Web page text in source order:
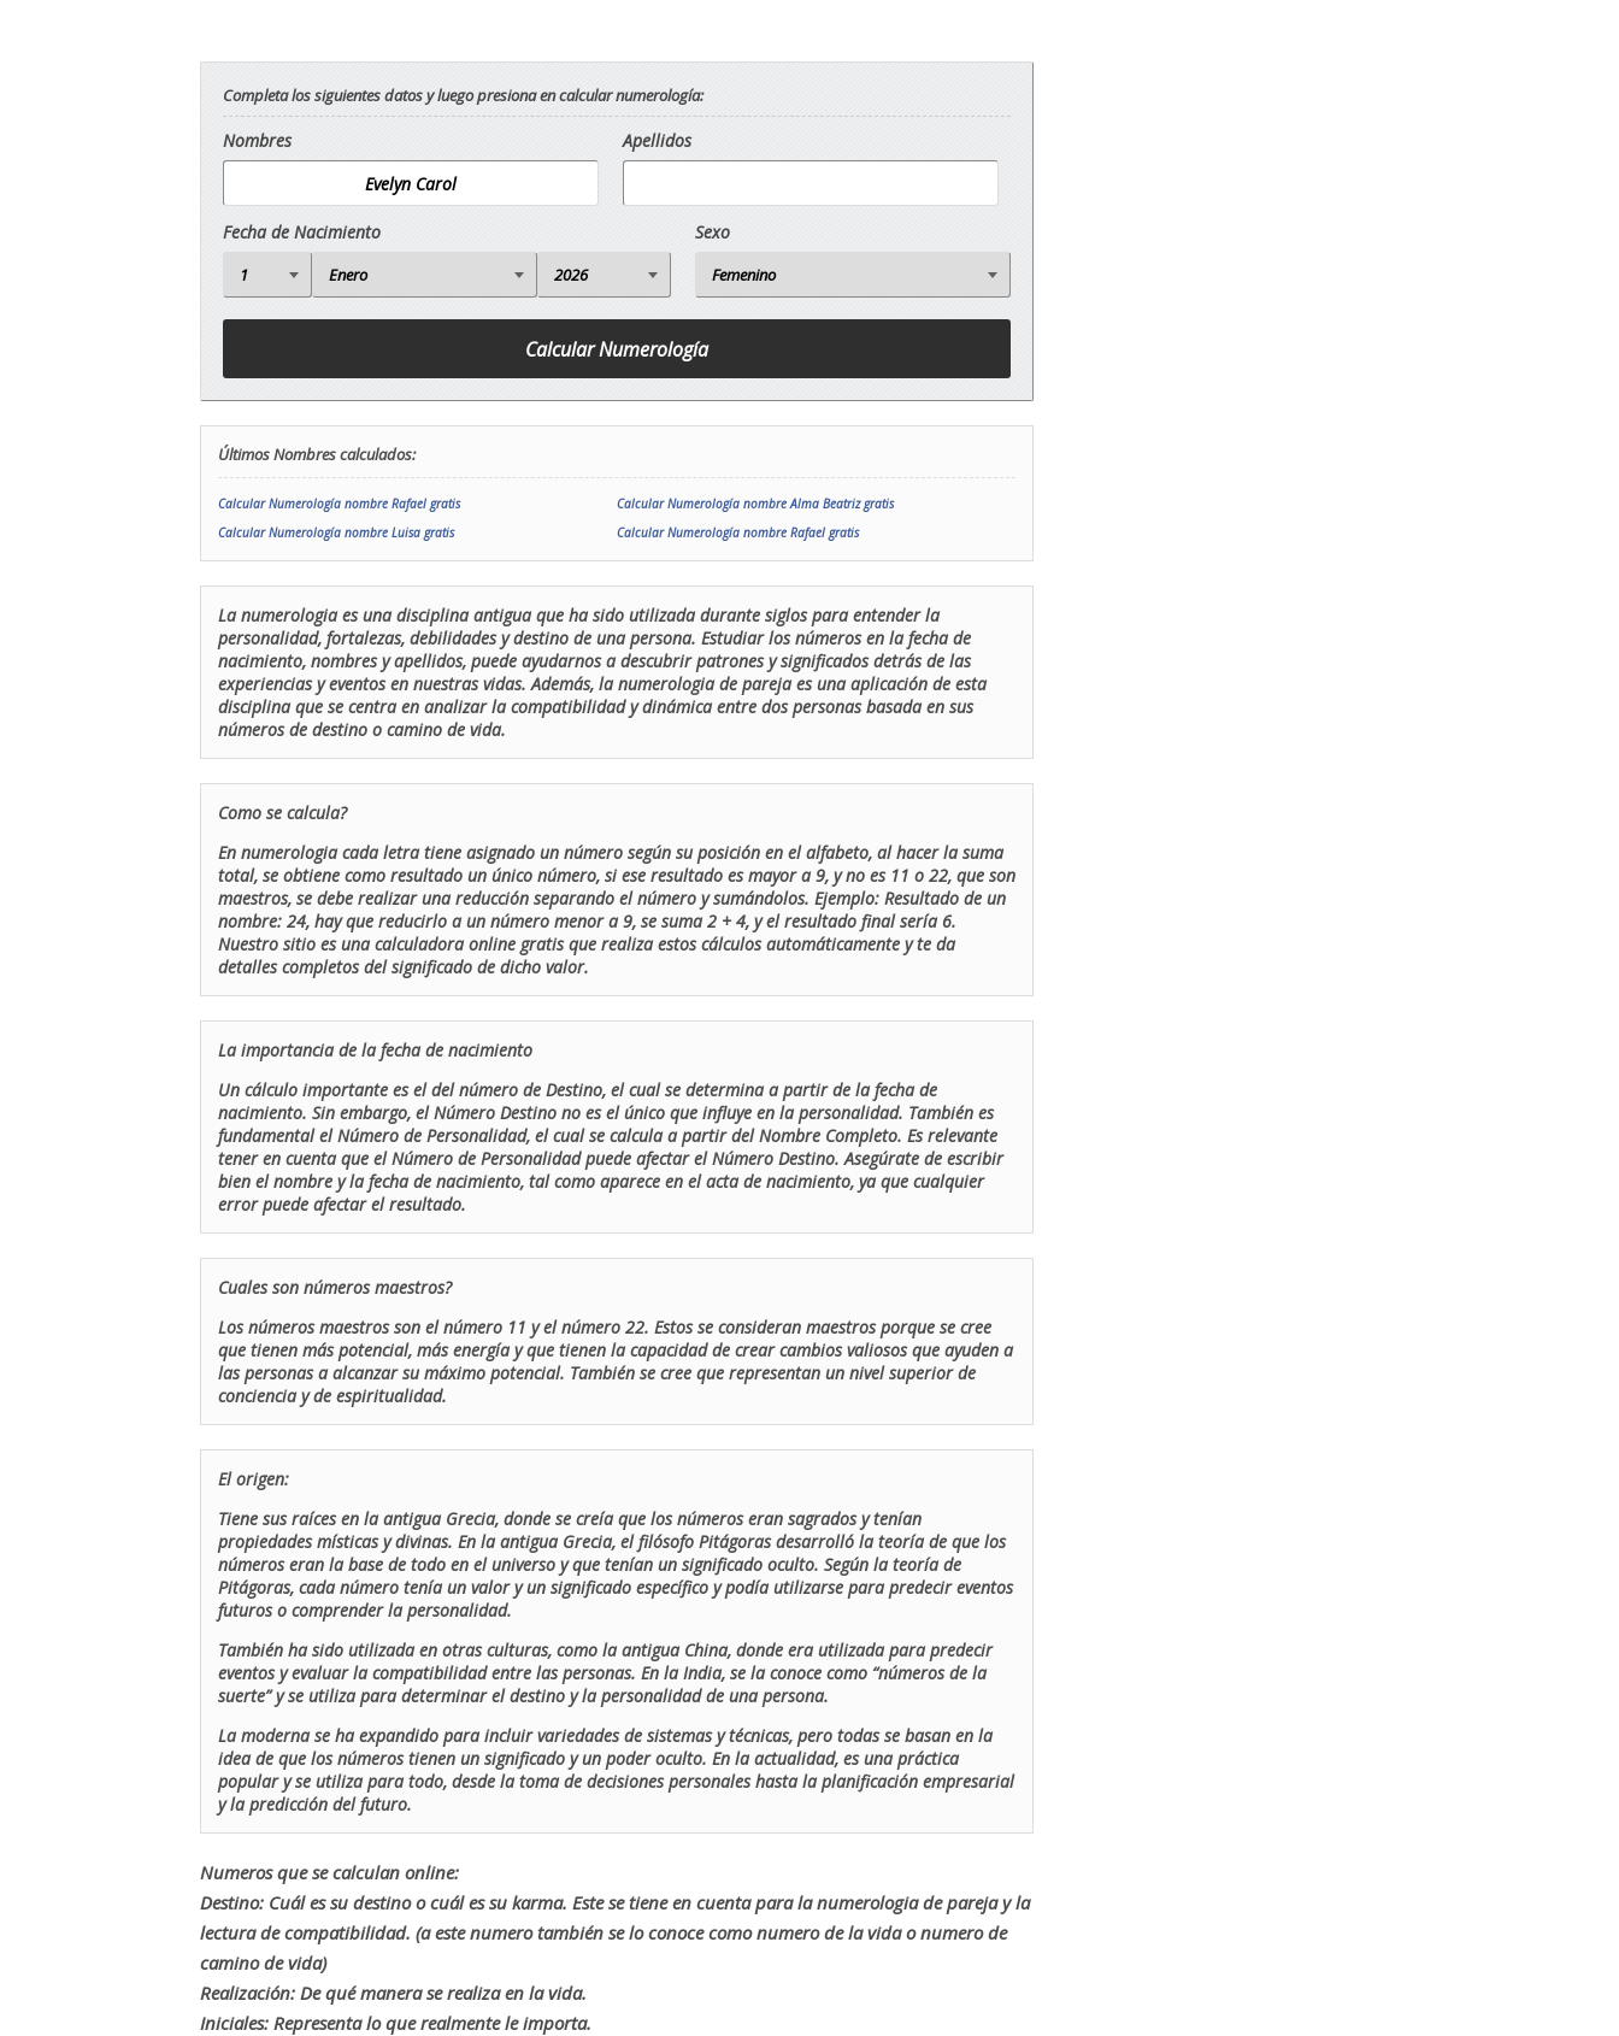
Completa los siguientes datos y luego presiona en calcular numerología:
Nombres Apellidos
Fecha de Nacimiento Sexo
Últimos Nombres calculados:
Calcular Numerología nombre Rafael gratis
Calcular Numerología nombre Alma Beatriz gratis
Calcular Numerología nombre Luisa gratis
Calcular Numerología nombre Rafael gratis
La numerologia es una disciplina antigua que ha sido utilizada durante siglos para entender la
personalidad, fortalezas, debilidades y destino de una persona. Estudiar los números en la fecha de
nacimiento, nombres y apellidos, puede ayudarnos a descubrir patrones y significados detrás de las
experiencias y eventos en nuestras vidas. Además, la numerologia de pareja es una aplicación de esta
disciplina que se centra en analizar la compatibilidad y dinámica entre dos personas basada en sus
números de destino o camino de vida.
Como se calcula?
En numerologia cada letra tiene asignado un número según su posición en el alfabeto, al hacer la suma
total, se obtiene como resultado un único número, si ese resultado es mayor a 9, y no es 11 o 22, que son
maestros, se debe realizar una reducción separando el número y sumándolos. Ejemplo: Resultado de un
nombre: 24, hay que reducirlo a un número menor a 9, se suma 2 + 4, y el resultado final sería 6.
Nuestro sitio es una calculadora online gratis que realiza estos cálculos automáticamente y te da
detalles completos del significado de dicho valor.
La importancia de la fecha de nacimiento
Un cálculo importante es el del número de Destino, el cual se determina a partir de la fecha de
nacimiento. Sin embargo, el Número Destino no es el único que influye en la personalidad. También es
fundamental el Número de Personalidad, el cual se calcula a partir del Nombre Completo. Es relevante
tener en cuenta que el Número de Personalidad puede afectar el Número Destino. Asegúrate de escribir
bien el nombre y la fecha de nacimiento, tal como aparece en el acta de nacimiento, ya que cualquier
error puede afectar el resultado.
Cuales son números maestros?
Los números maestros son el número 11 y el número 22. Estos se consideran maestros porque se cree
que tienen más potencial, más energía y que tienen la capacidad de crear cambios valiosos que ayuden a
las personas a alcanzar su máximo potencial. También se cree que representan un nivel superior de
conciencia y de espiritualidad.
El origen:
Tiene sus raíces en la antigua Grecia, donde se creía que los números eran sagrados y tenían
propiedades místicas y divinas. En la antigua Grecia, el filósofo Pitágoras desarrolló la teoría de que los
números eran la base de todo en el universo y que tenían un significado oculto. Según la teoría de
Pitágoras, cada número tenía un valor y un significado específico y podía utilizarse para predecir eventos
futuros o comprender la personalidad.
También ha sido utilizada en otras culturas, como la antigua China, donde era utilizada para predecir
eventos y evaluar la compatibilidad entre las personas. En la India, se la conoce como “números de la
suerte” y se utiliza para determinar el destino y la personalidad de una persona.
La moderna se ha expandido para incluir variedades de sistemas y técnicas, pero todas se basan en la
idea de que los números tienen un significado y un poder oculto. En la actualidad, es una práctica
popular y se utiliza para todo, desde la toma de decisiones personales hasta la planificación empresarial
y la predicción del futuro.
Numeros que se calculan online:
Destino: Cuál es su destino o cuál es su karma. Este se tiene en cuenta para la numerologia de pareja y la
lectura de compatibilidad. (a este numero también se lo conoce como numero de la vida o numero de
camino de vida)
Realización: De qué manera se realiza en la vida.
Iniciales: Representa lo que realmente le importa.